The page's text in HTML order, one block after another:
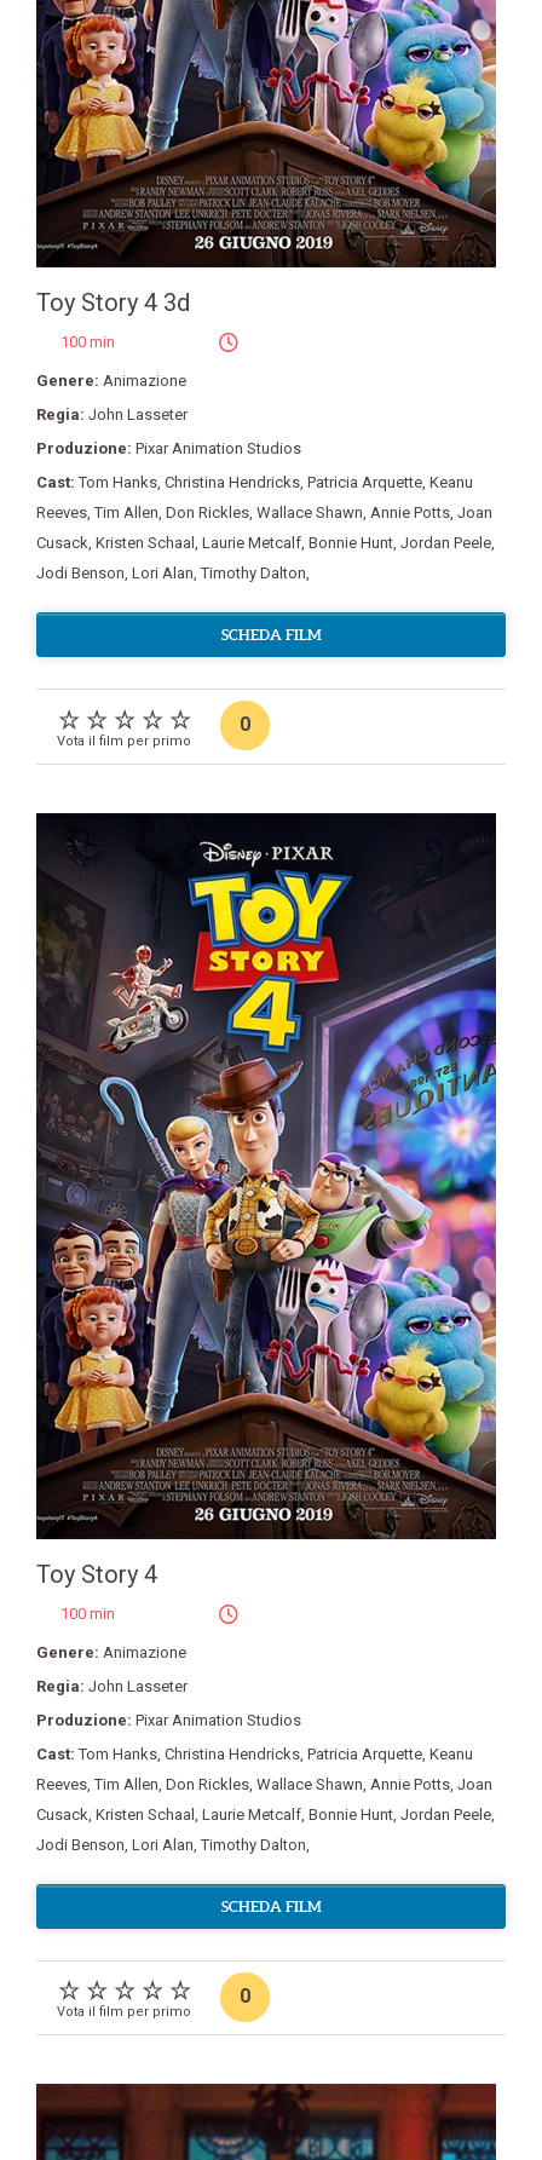
Toy Story 4 3d
100 min
Genere: Animazione
Regia: John Lasseter
Produzione: Pixar Animation Studios
Cast:Tom Hanks, Christina Hendricks, Patricia Arquette, Keanu
Reeves,Tim Allen, Don Rickles, Wallace Shawn, Annie Potts, Joan
Cusack, Kristen Schaal , Laurie Metcalf, Bonnie Hunt, Jordan Peele,
Jodi Benson, Lori Alan,Timothy Dalton,
SCHEDA FILM
Vota il film per primo
0
Toy Story 4
100 min
Genere: Animazione
Regia: John Lasseter
Produzione: Pixar Animation Studios
Cast:Tom Hanks Christina Hendricks Patricia Arquette Keanu
Reeves ,Tim Allen Don Rickles Wallace Shawn Annie Potts Joan
Cusack Kristen Schaal Laurie Metcalf Bonnie Hunt Jordan Peele
Jodi Benson Lori Alan ,Timothy Dalton
SCHEDA FILM
Vota il film per primo
0